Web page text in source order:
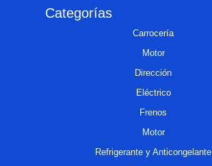
Categorías
Carrocería
Motor
Dirección
Eléctrico
Frenos
Motor
Refrigerante y Anticongelante